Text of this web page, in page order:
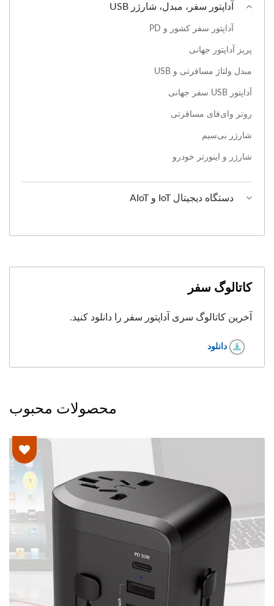
آداپتور سفر، مبدل، شارژر USB
آداپتور سفر کشور و PD
پریز آداپتور جهانی
مبدل ولتاژ مسافرتی و USB
آداپتور USB سفر جهانی
روتر وای‌فای مسافرتی
شارژر بی‌سیم
شارژر و اینورتر خودرو
دستگاه دیجیتال IoT و AIoT
کاتالوگ سفر
آخرین کاتالوگ سری آداپتور سفر را دانلود کنید.
دانلود
محصولات محبوب